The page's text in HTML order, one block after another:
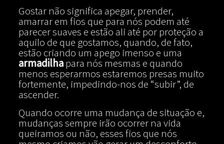
Gostar não significa apegar, prender,
amarrar em fios que para nós podem até
parecer suaves e estão ali até por proteção a
aquilo de que gostamos, quando, de fato,
estão criando um apego imenso e uma
armadilhapara nós mesmas e quando
menos esperarmos estaremos presas muito
fortemente, impedindo-nos de “subir”, de
ascender.
Quando ocorre uma mudança de situação e,
mudanças sempre irão ocorrer na vida
queiramos ou não, esses fios que nós